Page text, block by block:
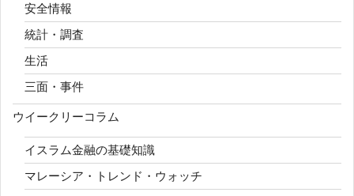
安全情報
統計・調査
生活
三面・事件
ウイークリーコラム
イスラム金融の基礎知識
マレーシア・トレンド・ウォッチ